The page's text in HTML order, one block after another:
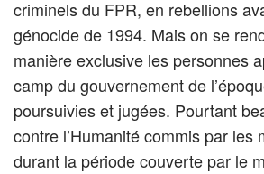
criminels du FPR, en rebellions
génocide de 1994. Mais on se
manière exclusive les personnes
camp du gouvernement de
poursuivies et jugées. Pourtant
contre l’Humanité commis par les
durant la période couverte par le